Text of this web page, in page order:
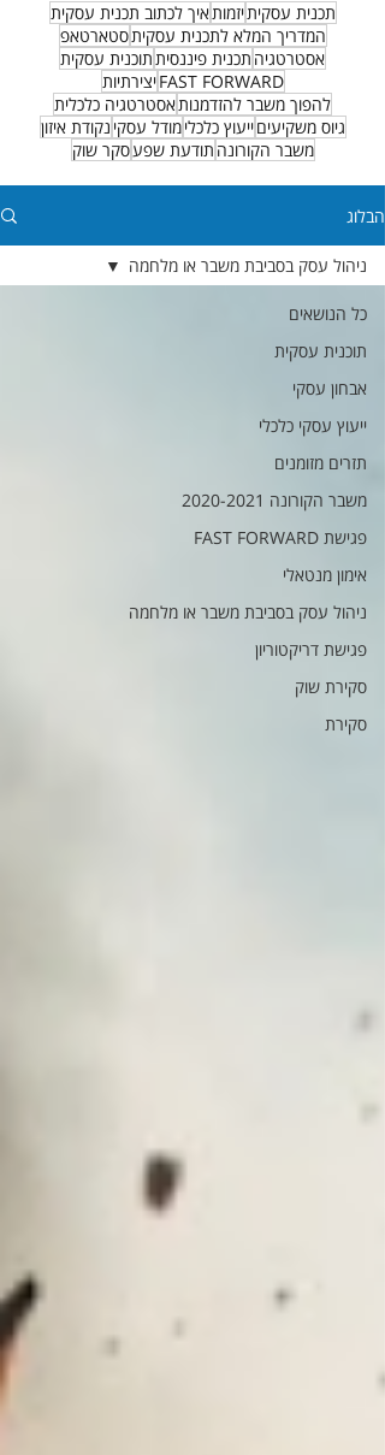
תכנית עסקיתיזמותאיך לכתוב תכנית עסקית
המדריך המלא לתכנית עסקיתסטארטאפ
אסטרטגיה תכנית פיננסיתתוכנית עסקית
FAST FORWARDיצירתיות
להפוך משבר להזדמנותאסטרטגיה כלכלית
גיוס משקיעיםייעוץ כלכלימודל עסקי נקודת איזון
משבר הקורונה תודעת שפעסקר שוק
הבלוג
כל הנושאים
תוכנית עסקית
אבחון עסקי
ייעוץ עסקי כלכלי
תזרים מזומנים
משבר הקורונה 2020-2021
פגישת FAST FORWARD
אימון מנטאלי
ניהול עסק בסביבת משבר או מלחמה
פגישת דריקטוריון
סקירת שוק
סקירת
ניהול עסק בסביבת משבר או מלחמה